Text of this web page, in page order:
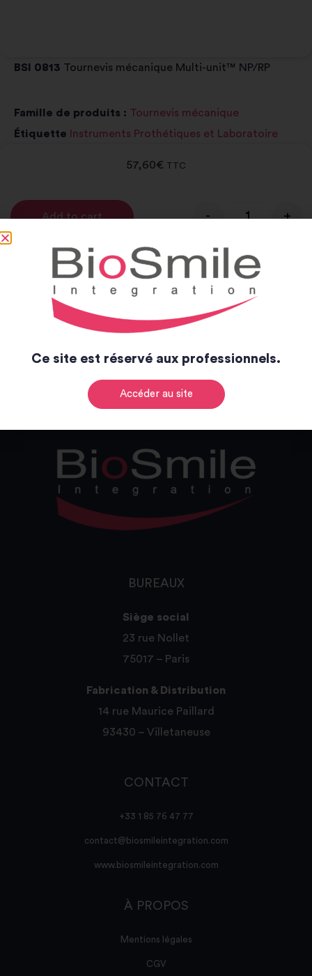
BSI 0813 Tournevis mécanique Multi-unit™ NP/RP
Famille de produits : Tournevis mécanique
Étiquette
Instruments Prothétiques et Laboratoire
57,60€ TTC
- +
Add to cart
Alternative:
Notice et catalogue
Catalogue
BUREAUX
Siège social
23 rue Nollet
75017 – Paris
Fabrication & Distribution
14 rue Maurice Paillard
93430 – Villetaneuse
CONTACT
+33 1 85 76 47 77
contact@biosmileintegration.com
www.biosmileintegration.com
À PROPOS
Mentions légales
CGV
Ce site est réservé aux professionnels.
Accéder au site